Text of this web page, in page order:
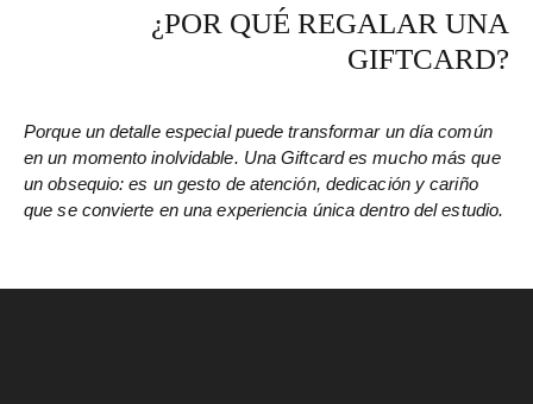
¿POR QUÉ REGALAR UNA
GIFTCARD?
Porque un detalle especial puede transformar un día común
en un momento inolvidable. Una Giftcard es mucho más que
un obsequio: es un gesto de atención, dedicación y cariño
que se convierte en una experiencia única dentro del estudio.